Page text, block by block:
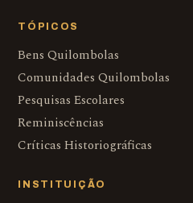
TÓPICOS
Bens Quilombolas
Comunidades Quilombolas
Pesquisas Escolares
Reminiscências
Críticas Historiográficas
INSTITUIÇÃO